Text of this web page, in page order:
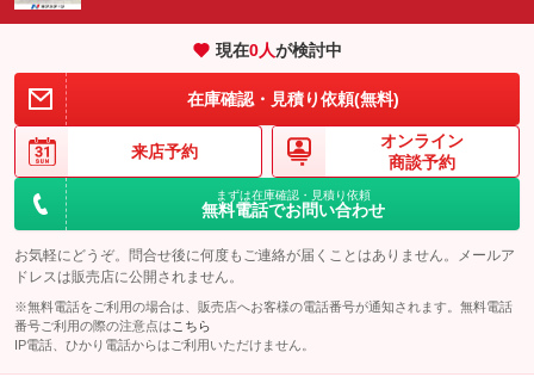
：装備なし
：装備なし
現在0人が検討中
在庫確認・見積り依頼(無料)
来店予約
オンライン
商談予約
まずは在庫確認・見積り依頼
無料電話でお問い合わせ
お気軽にどうぞ。問合せ後に何度もご連絡が届くことはありません。メールア
ドレスは販売店に公開されません。
※無料電話をご利用の場合は、販売店へお客様の電話番号が通知されます。無料電話
番号ご利用の際の注意点は こちら
IP電話、ひかり電話からはご利用いただけません。